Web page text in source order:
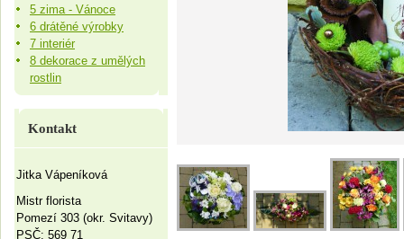
5 zima - Vánoce
6 drátěné výrobky
7 interiér
8 dekorace z umělých
rostlin
Kontakt
Jitka Vápeníková
Mistr florista
Pomezí 303 (okr. Svitavy)
PSČ: 569 71